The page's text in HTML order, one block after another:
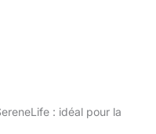
: idéal pour la